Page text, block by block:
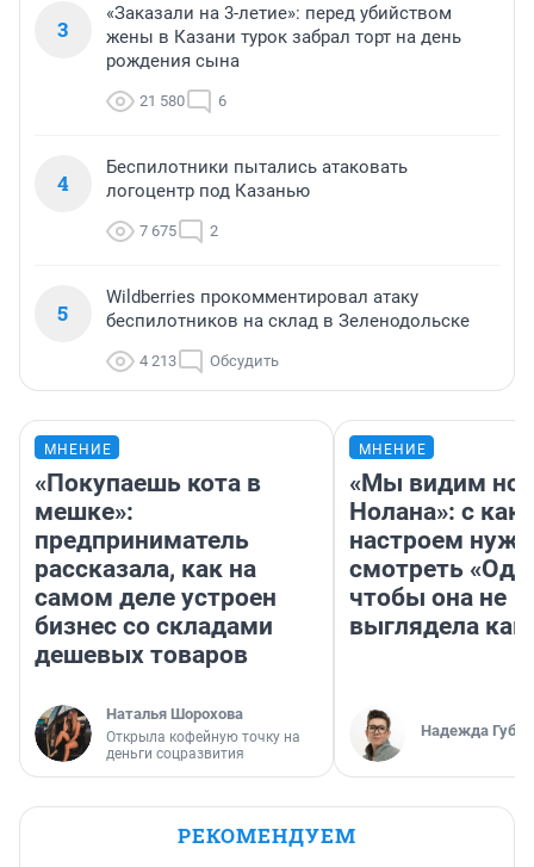
3
«Заказали на 3-летие»: перед убийством
жены в Казани турок забрал торт на день
рождения сына
21 580 6
4
Беспилотники пытались атаковать
логоцентр под Казанью
7 675 2
5
Wildberries прокомментировал атаку
беспилотников на склад в Зеленодольске
4 213 Обсудить
МНЕНИЕ
«Покупаешь кота в
мешке»:
предприниматель
рассказала, как на
самом деле устроен
бизнес со складами
дешевых товаров
Наталья Шорохова
Открыла кофейную точку на
деньги соцразвития
МНЕНИЕ
«Мы видим
Нолана»: с
настроем
смотреть
чтобы она не
выглядела как
Надежда
РЕКОМЕНДУЕМ